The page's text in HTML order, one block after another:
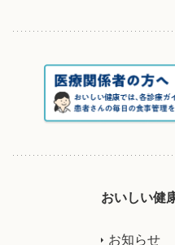
おいしい健
お知らせ